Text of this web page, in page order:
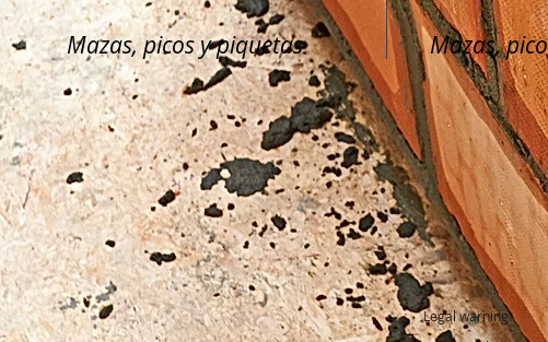
Mazas, picos y piquetas
Mazas,
Legal warning